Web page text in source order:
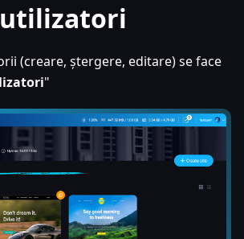
(creare, ștergere, editare) se face
"